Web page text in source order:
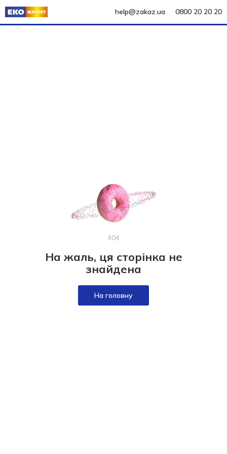
help@zakaz.ua 0800 20 20 20
404
На жаль, ця сторінка не
знайдена
На головну